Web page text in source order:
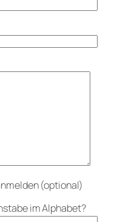
(optional)
im Alphabet?